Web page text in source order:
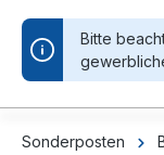
Bitte
Sonderposten